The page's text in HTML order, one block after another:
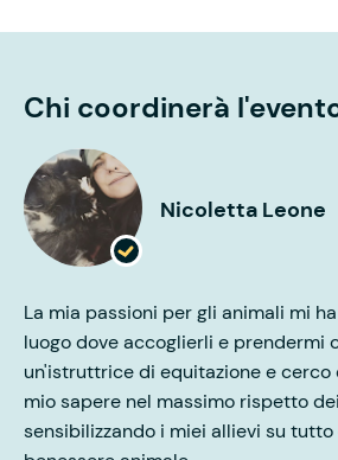
Chi coordinerà
Nicoletta Leone
La mia passioni per gli animali mi
luogo dove accoglierli e prendermi
un'istruttrice di equitazione e
mio sapere nel massimo rispetto
sensibilizzando i miei allievi su